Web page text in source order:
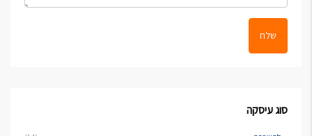
שלח
סוג עיסקה